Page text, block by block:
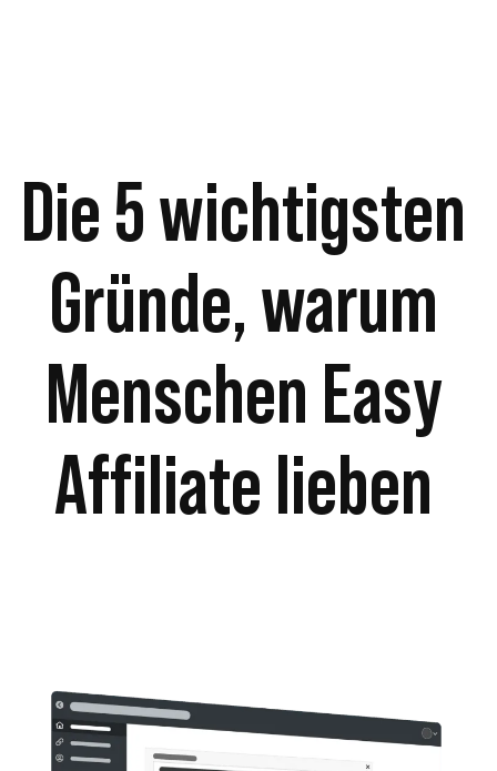
Die 5 wichtigsten
Gründe, warum
Menschen Easy
Affiliate lieben